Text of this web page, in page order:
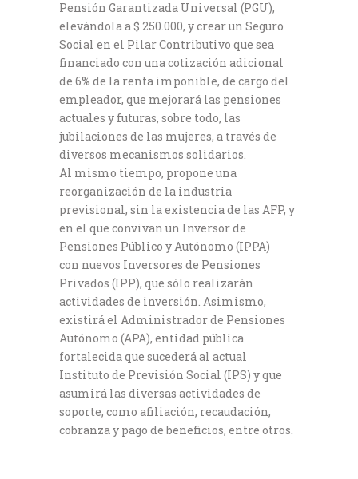
Pensión Garantizada Universal (PGU),
elevándola a $ 250.000, y crear un Seguro
Social en el Pilar Contributivo que sea
financiado con una cotización adicional
de 6% de la renta imponible, de cargo del
empleador, que mejorará las pensiones
actuales y futuras, sobre todo, las
jubilaciones de las mujeres, a través de
diversos mecanismos solidarios.
Al mismo tiempo, propone una
reorganización de la industria
previsional, sin la existencia de las AFP, y
en el que convivan un Inversor de
Pensiones Público y Autónomo (IPPA)
con nuevos Inversores de Pensiones
Privados (IPP), que sólo realizarán
actividades de inversión. Asimismo,
existirá el Administrador de Pensiones
Autónomo (APA), entidad pública
fortalecida que sucederá al actual
Instituto de Previsión Social (IPS) y que
asumirá las diversas actividades de
soporte, como afiliación, recaudación,
cobranza y pago de beneficios, entre otros.